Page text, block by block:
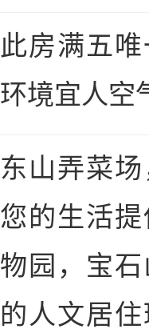
此房满五
环境宜人空
东山弄菜
您的生活
物园，宝
的人文居